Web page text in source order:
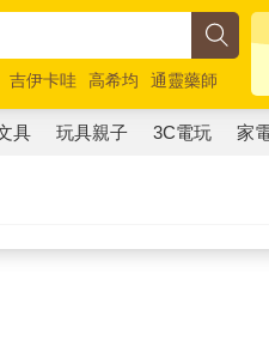
吉伊卡哇 高希均
通靈藥師
超慢跑
具 玩具親子 3C電玩 家